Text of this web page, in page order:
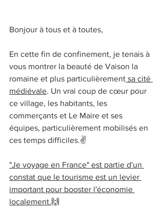
Bonjour à tous et à toutes,
En cette fin de confinement, je tenais à
vous montrer la beauté de Vaison la
romaine et plus particulièrement sa cité
médiévale. Un vrai coup de cœur pour
ce village, les habitants, les
commerçants et Le Maire et ses
équipes, particulièrement mobilisés en
ces temps difficiles.✌
"Je voyage en France" est partie d'un
constat que le tourisme est un levier
important pour booster l'économie
localement. 🙌